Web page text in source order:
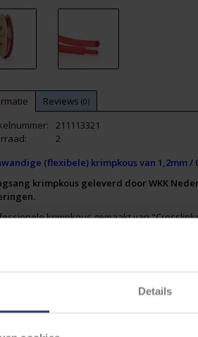
Details
Reviews (0)
211113321
2
(flexibele) krimpkous van 1,2mm /
krimpkous geleverd door WKK
krimpkous gemaakt van
& CSA, file E204071
t/m 600V. en RoHS compliant
product informatie (Data Sheet):